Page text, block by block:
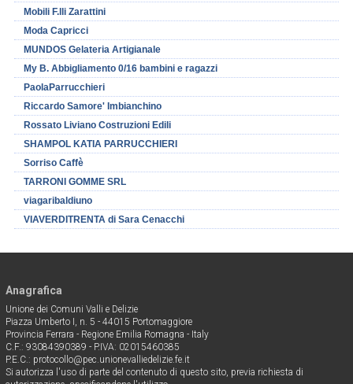
Mobili F.lli Zarattini
Moda Capricci
MUNDOS Gelateria Artigianale
My B. Abbigliamento 0/16 bambini e ragazzi
PaolaParrucchieri
Riccardo Samore' Imbianchino
Rossato Liviano Costruzioni Edili
SHAMPOL KATIA PARRUCCHIERI
Sorriso Caffè
TARRONI GOMME SRL
viagaribaldiuno
VIAVERDITRENTA di Sara Cenacchi
Anagrafica
Unione dei Comuni Valli e Delizie
Piazza Umberto I, n. 5 - 44015 Portomaggiore
Provincia Ferrara - Regione Emilia Romagna - Italy
C.F.: 93084390389 - P.IVA: 02015460385
P.E.C.: protocollo@pec.unionevalliedelizie.fe.it
Si autorizza l'uso di parte del contenuto di questo sito, previa richiesta di